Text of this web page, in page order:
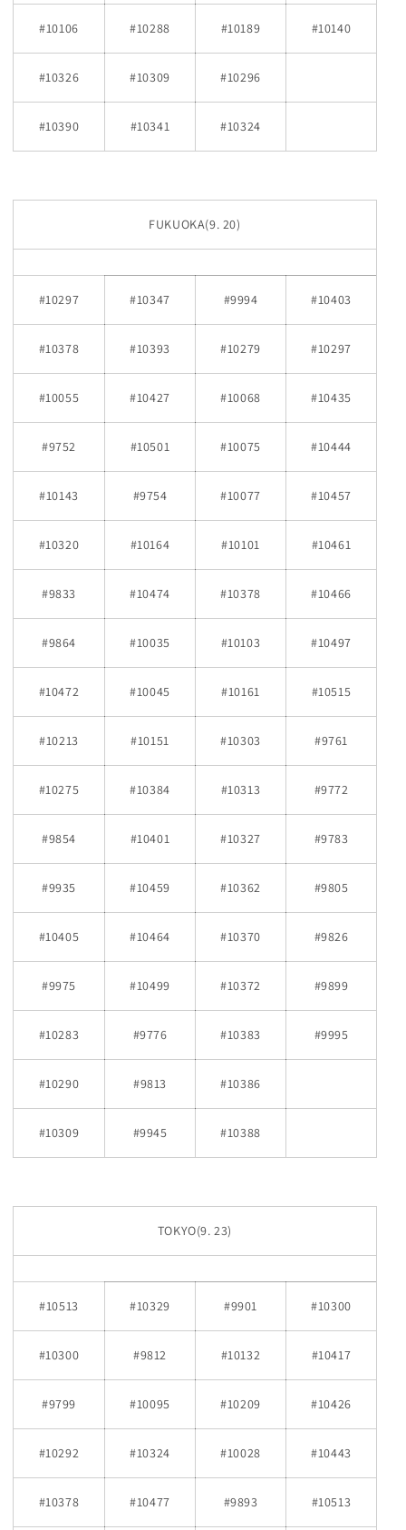
#10106 #10288 #10189 #10140
#10326 #10309 #10296
#10390 #10341 #10324
FUKUOKA(9. 20)
#10297 #10347 #9994 #10403
#10378 #10393 #10279 #10297
#10055 #10427 #10068 #10435
#9752 #10501 #10075 #10444
#10143 #9754 #10077 #10457
#10320 #10164 #10101 #10461
#9833 #10474 #10378 #10466
#9864 #10035 #10103 #10497
#10472 #10045 #10161 #10515
#10213 #10151 #10303 #9761
#10275 #10384 #10313 #9772
#9854 #10401 #10327 #9783
#9935 #10459 #10362 #9805
#10405 #10464 #10370 #9826
#9975 #10499 #10372 #9899
#10283 #9776 #10383 #9995
#10290 #9813 #10386
#10309 #9945 #10388
TOKYO(9. 23)
#10513 #10329 #9901 #10300
#10300 #9812 #10132 #10417
#9799 #10095 #10209 #10426
#10292 #10324 #10028 #10443
#10378 #10477 #9893 #10513